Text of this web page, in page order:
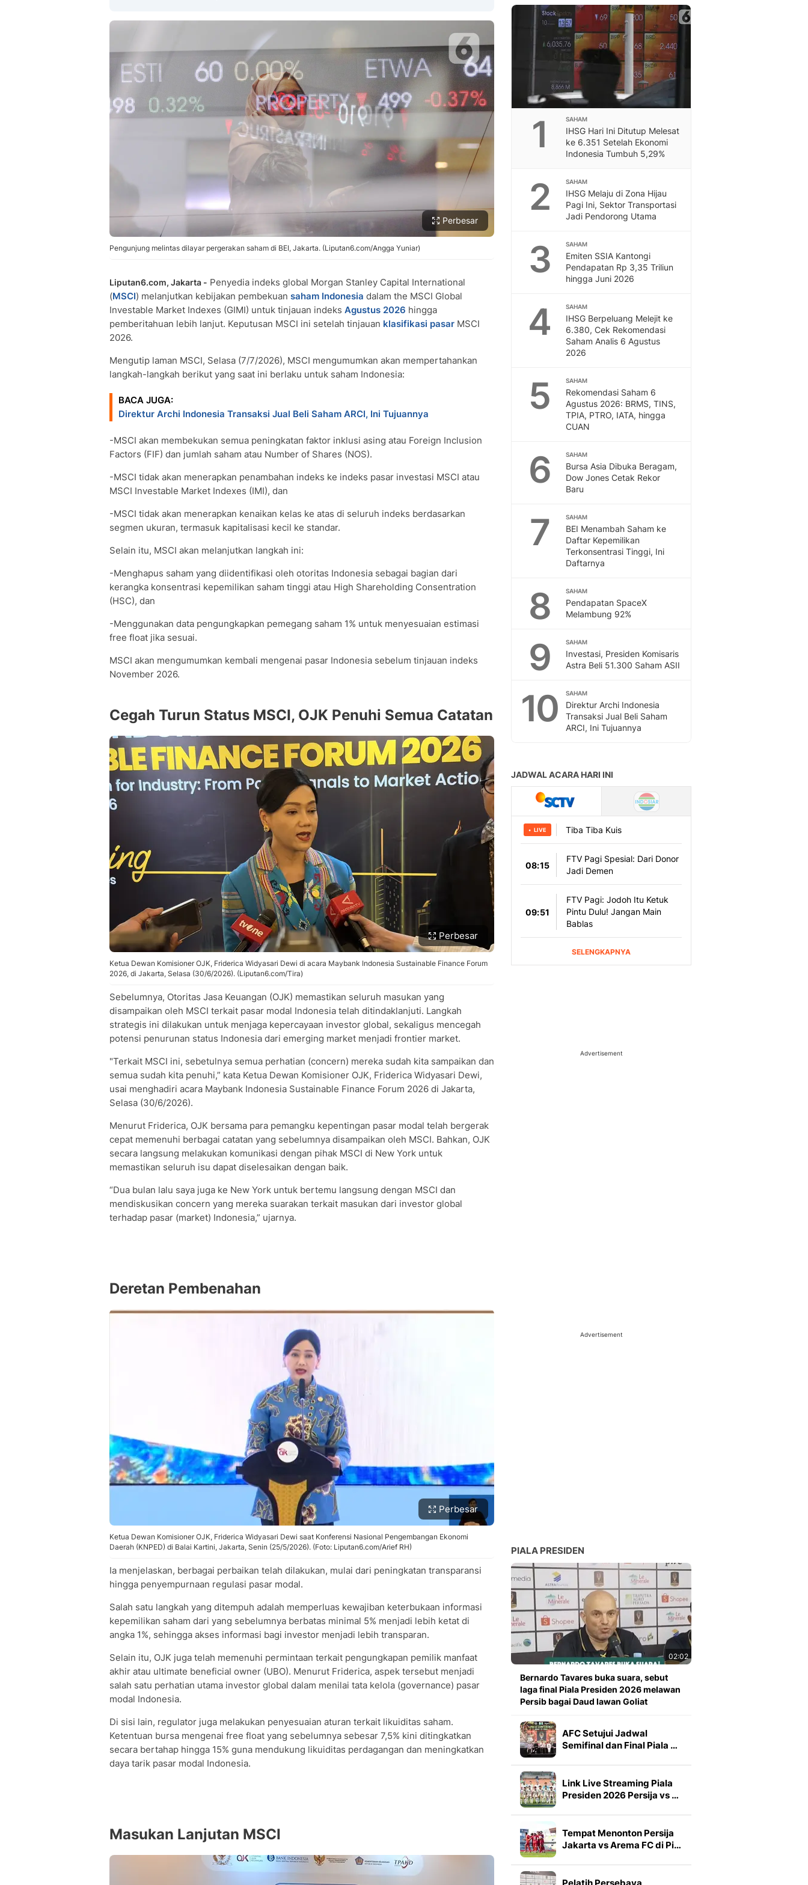
Copy Link
Perbesar
Pengunjung melintas dilayar pergerakan saham di BEI, Jakarta. (Liputan6.com/Angga Yuniar)
Liputan6.com, Jakarta - Penyedia indeks global Morgan Stanley Capital International
(MSCI) melanjutkan kebijakan pembekuan saham Indonesia dalam the MSCI Global
Investable Market Indexes (GIMI) untuk tinjauan indeks Agustus 2026 hingga
pemberitahuan lebih lanjut. Keputusan MSCI ini setelah tinjauan klasifikasi pasar MSCI
2026.
Mengutip laman MSCI, Selasa (7/7/2026), MSCI mengumumkan akan mempertahankan
langkah-langkah berikut yang saat ini berlaku untuk saham Indonesia:
BACA JUGA:
Direktur Archi Indonesia Transaksi Jual Beli Saham ARCI, Ini Tujuannya
-MSCI akan membekukan semua peningkatan faktor inklusi asing atau Foreign Inclusion
Factors (FIF) dan jumlah saham atau Number of Shares (NOS).
-MSCI tidak akan menerapkan penambahan indeks ke indeks pasar investasi MSCI atau
MSCI Investable Market Indexes (IMI), dan
-MSCI tidak akan menerapkan kenaikan kelas ke atas di seluruh indeks berdasarkan
segmen ukuran, termasuk kapitalisasi kecil ke standar.
Selain itu, MSCI akan melanjutkan langkah ini:
-Menghapus saham yang diidentifikasi oleh otoritas Indonesia sebagai bagian dari
kerangka konsentrasi kepemilikan saham tinggi atau High Shareholding Consentration
(HSC), dan
-Menggunakan data pengungkapkan pemegang saham 1% untuk menyesuaian estimasi
free float jika sesuai.
MSCI akan mengumumkan kembali mengenai pasar Indonesia sebelum tinjauan indeks
November 2026.
Cegah Turun Status MSCI, OJK Penuhi Semua Catatan
Perbesar
Ketua Dewan Komisioner OJK, Friderica Widyasari Dewi di acara Maybank Indonesia Sustainable Finance Forum
2026, di Jakarta, Selasa (30/6/2026). (Liputan6.com/Tira)
Sebelumnya, Otoritas Jasa Keuangan (OJK) memastikan seluruh masukan yang
disampaikan oleh MSCI terkait pasar modal Indonesia telah ditindaklanjuti. Langkah
strategis ini dilakukan untuk menjaga kepercayaan investor global, sekaligus mencegah
potensi penurunan status Indonesia dari emerging market menjadi frontier market.
"Terkait MSCI ini, sebetulnya semua perhatian (concern) mereka sudah kita sampaikan dan
semua sudah kita penuhi,” kata Ketua Dewan Komisioner OJK, Friderica Widyasari Dewi,
usai menghadiri acara Maybank Indonesia Sustainable Finance Forum 2026 di Jakarta,
Selasa (30/6/2026).
Menurut Friderica, OJK bersama para pemangku kepentingan pasar modal telah bergerak
cepat memenuhi berbagai catatan yang sebelumnya disampaikan oleh MSCI. Bahkan, OJK
secara langsung melakukan komunikasi dengan pihak MSCI di New York untuk
memastikan seluruh isu dapat diselesaikan dengan baik.
“Dua bulan lalu saya juga ke New York untuk bertemu langsung dengan MSCI dan
mendiskusikan concern yang mereka suarakan terkait masukan dari investor global
terhadap pasar (market) Indonesia,” ujarnya.
Deretan Pembenahan
Perbesar
Ketua Dewan Komisioner OJK, Friderica Widyasari Dewi saat Konferensi Nasional Pengembangan Ekonomi
Daerah (KNPED) di Balai Kartini, Jakarta, Senin (25/5/2026). (Foto: Liputan6.com/Arief RH)
Ia menjelaskan, berbagai perbaikan telah dilakukan, mulai dari peningkatan transparansi
hingga penyempurnaan regulasi pasar modal.
Salah satu langkah yang ditempuh adalah memperluas kewajiban keterbukaan informasi
kepemilikan saham dari yang sebelumnya berbatas minimal 5% menjadi lebih ketat di
angka 1%, sehingga akses informasi bagi investor menjadi lebih transparan.
Selain itu, OJK juga telah memenuhi permintaan terkait pengungkapan pemilik manfaat
akhir atau ultimate beneficial owner (UBO). Menurut Friderica, aspek tersebut menjadi
salah satu perhatian utama investor global dalam menilai tata kelola (governance) pasar
modal Indonesia.
Di sisi lain, regulator juga melakukan penyesuaian aturan terkait likuiditas saham.
Ketentuan bursa mengenai free float yang sebelumnya sebesar 7,5% kini ditingkatkan
secara bertahap hingga 15% guna mendukung likuiditas perdagangan dan meningkatkan
daya tarik pasar modal Indonesia.
Masukan Lanjutan MSCI
1 SAHAM
IHSG Hari Ini Ditutup Melesat
ke 6.351 Setelah Ekonomi
Indonesia Tumbuh 5,29%
2 SAHAM
IHSG Melaju di Zona Hijau
Pagi Ini, Sektor Transportasi
Jadi Pendorong Utama
3 SAHAM
Emiten SSIA Kantongi
Pendapatan Rp 3,35 Triliun
hingga Juni 2026
4 SAHAM
IHSG Berpeluang Melejit ke
6.380, Cek Rekomendasi
Saham Analis 6 Agustus
2026
5 SAHAM
Rekomendasi Saham 6
Agustus 2026: BRMS, TINS,
TPIA, PTRO, IATA, hingga
CUAN
6 SAHAM
Bursa Asia Dibuka Beragam,
Dow Jones Cetak Rekor
Baru
7 SAHAM
BEI Menambah Saham ke
Daftar Kepemilikan
Terkonsentrasi Tinggi, Ini
Daftarnya
8 SAHAM
Pendapatan SpaceX
Melambung 92%
9 SAHAM
Investasi, Presiden Komisaris
Astra Beli 51.300 Saham ASII
10 SAHAM
Direktur Archi Indonesia
Transaksi Jual Beli Saham
ARCI, Ini Tujuannya
Advertisement
Advertisement
PIALA PRESIDEN
02:02
Bernardo Tavares buka suara, sebut
laga final Piala Presiden 2026 melawan
Persib bagai Daud lawan Goliat
AFC Setujui Jadwal
Semifinal dan Final Piala …
Link Live Streaming Piala
Presiden 2026 Persija vs …
Tempat Menonton Persija
Jakarta vs Arema FC di Pi…